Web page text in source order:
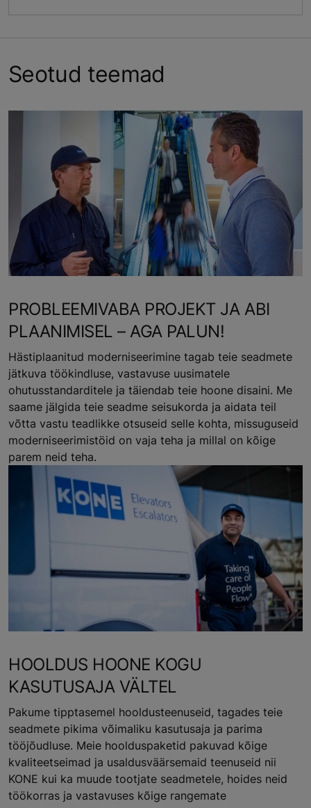
Seotud teemad
PROBLEEMIVABA PROJEKT JA ABI
PLAANIMISEL – AGA PALUN!
Hästiplaanitud moderniseerimine tagab teie seadmete
jätkuva töökindluse, vastavuse uusimatele
ohutusstandarditele ja täiendab teie hoone disaini. Me
saame jälgida teie seadme seisukorda ja aidata teil
võtta vastu teadlikke otsuseid selle kohta, missuguseid
moderniseerimistöid on vaja teha ja millal on kõige
parem neid teha.
HOOLDUS HOONE KOGU
KASUTUSAJA VÄLTEL
Pakume tipptasemel hooldusteenuseid, tagades teie
seadmete pikima võimaliku kasutusaja ja parima
tööjõudluse. Meie hoolduspaketid pakuvad kõige
kvaliteetseimad ja usaldusväärsemaid teenuseid nii
KONE kui ka muude tootjate seadmetele, hoides neid
töökorras ja vastavuses kõige rangemate